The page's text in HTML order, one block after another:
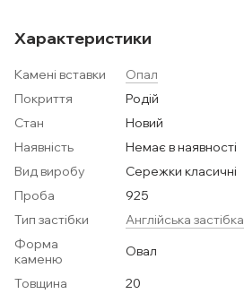
Характеристики
Камені вставки
Опал
Покриття
Родій
Стан
Новий
Наявність
Немає в наявності
Вид виробу
Сережки класичні
Проба
925
Тип застібки
Англійська застібка
Форма
каменю
Овал
Товщина
20